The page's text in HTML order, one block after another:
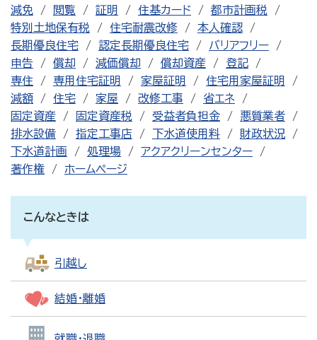
減免
閲覧 証明 住基カード
都市計画税
特別土地保有税
住宅耐震改修
本人確認
長期優良住宅
認定長期優良住宅
バリアフリー
申告
償却 減価償却 償却資産
登記
専住
専用住宅証明 家屋証明
住宅用家屋証明
減額
住宅 家屋 改修工事
省エネ
固定資産
固定資産税 受益者負担金
悪質業者
排水設備
指定工事店 下水道使用料
財政状況
下水道計画
処理場
アクアクリーンセンター
著作権
ホームページ
こんなときは
引越し
結婚・離婚